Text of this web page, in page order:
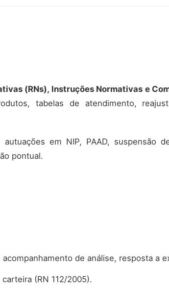
(RNs), Instruções Normativas e
tabelas de atendimento,
em NIP, PAAD, suspensão
pontual.
de análise, resposta a
(RN 112/2005).